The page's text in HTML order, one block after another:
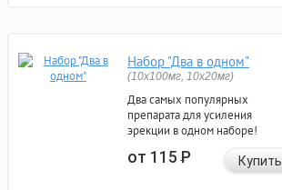
Набор "Два в одном"
(10x100мг, 10x20мг)
Два самых популярных
препарата для усиления
эрекции в одном наборе!
от 115Р Купить